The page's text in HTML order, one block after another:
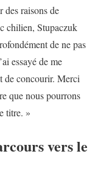
des raisons de
chilien, Stupaczuk
de ne pas
essayé de me
de concourir. Merci
que nous pourrons
titre. »
vers le